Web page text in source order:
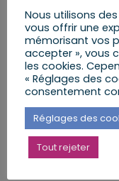
Mon Agenda
Mes Lettres aux
Mes
Les réseaux
: ce qui change
24 juillet 2026
Nous utilisons
vous offrir une
mémorisant vos
accepter », vous
les cookies.
« Réglages des
consentement
Réglages des
Tout rejeter